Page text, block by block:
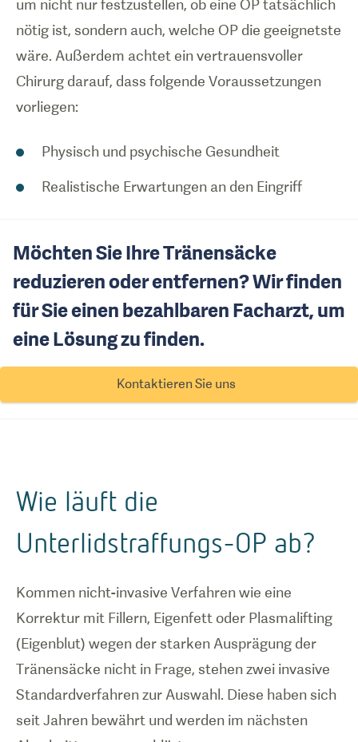
um nicht nur festzustellen, ob eine OP tatsächlich
nötig ist, sondern auch, welche OP die geeignetste
wäre. Außerdem achtet ein vertrauensvoller
Chirurg darauf, dass folgende Voraussetzungen
vorliegen:
Physisch und psychische Gesundheit
Realistische Erwartungen an den Eingriff
Möchten Sie Ihre Tränensäcke
reduzieren oder entfernen? Wir finden
für Sie einen bezahlbaren Facharzt, um
eine Lösung zu finden.
Kontaktieren Sie uns
Wie läuft die
Unterlidstraffungs-OP ab?
Kommen nicht-invasive Verfahren wie eine
Korrektur mit Fillern, Eigenfett oder Plasmalifting
(Eigenblut) wegen der starken Ausprägung der
Tränensäcke nicht in Frage, stehen zwei invasive
Standardverfahren zur Auswahl. Diese haben sich
seit Jahren bewährt und werden im nächsten